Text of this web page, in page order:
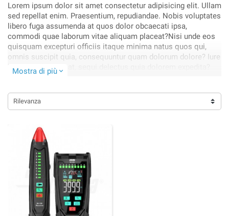
Lorem ipsum dolor sit amet consectetur adipisicing elit. Ullam
sed repellat enim. Praesentium, repudiandae. Nobis voluptates
libero fuga assumenda at quos dolor obcaecati ipsa,
commodi quae laborum vitae aliquam placeat?Nisi unde eos
quisquam excepturi officiis itaque minima natus quos qui,
omnis suscipit quia, consequuntur quam dolorum dolore? Iure
harum architecto at, sequi delectus quia dolorem expedita?
Obcaecati, cupiditate blanditiis!.
Mostra di più expand_more
Rilevanza